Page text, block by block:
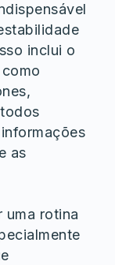
inclui o
as
uma rotina